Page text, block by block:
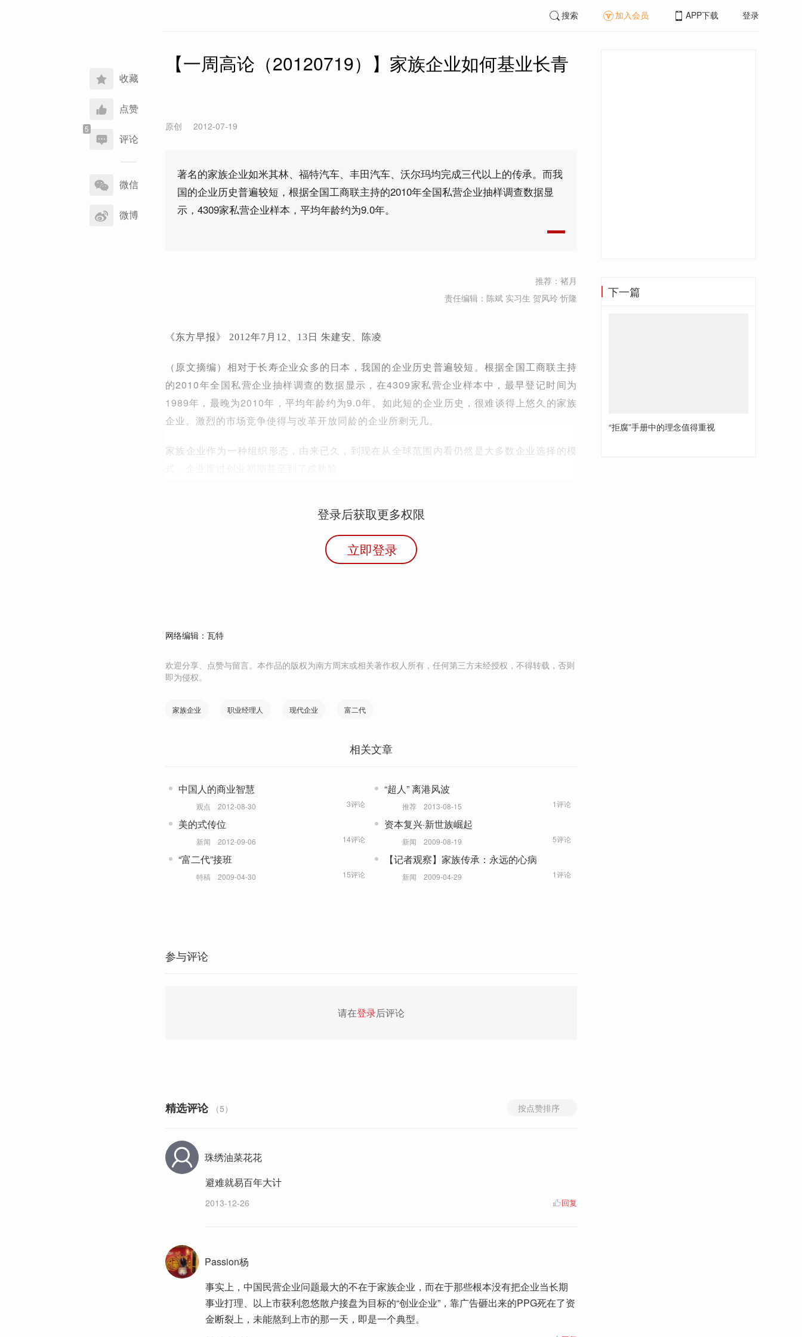
收藏
点赞
评论
享
到
微信
微博
搜索 加入会员 APP下载 登录
【一周高论（20120719）】家族企业如何基业长青
原创 2012-07-19
著名的家族企业如米其林、福特汽车、丰田汽车、沃尔玛均完成三代以上的传承。而我
国的企业历史普遍较短，根据全国工商联主持的2010年全国私营企业抽样调查数据显
示，4309家私营企业样本，平均年龄约为9.0年。
推荐：褚月
责任编辑：陈斌 实习生 贺风玲 忻隆
《东方早报》 2012年7月12、13日 朱建安、陈凌
（原文摘编）相对于长寿企业众多的日本，我国的企业历史普遍较短。根据全国工商联主持
的2010年全国私营企业抽样调查的数据显示，在4309家私营企业样本中，最早登记时间为
1989年，最晚为2010年，平均年龄约为9.0年。如此短的企业历史，很难谈得上悠久的家族
企业。激烈的市场竞争使得与改革开放同龄的企业所剩无几。
家族企业作为一种组织形态，由来已久，到现在从全球范围内看仍然是大多数企业选择的模
登录后获取更多权限
立即登录
网络编辑：瓦特
欢迎分享、点赞与留言。本作品的版权为南方周末或相关著作权人所有，任何第三方未经授权，不得转载，否则
即为侵权。
家族企业 职业经理人 现代企业 富二代
相关文章
中国人的商业智慧
观点 2012-08-30 3评论
“超人” 离港风波
推荐 2013-08-15 1评论
美的式传位
新闻 2012-09-06 14评论
资本复兴·新世族崛起
新闻 2009-08-19 5评论
“富二代”接班
特稿 2009-04-30 15评论
【记者观察】家族传承：永远的心病
新闻 2009-04-29 1评论
参与评论
请在登录后评论
精选评论 （5） 按点赞排序
珠绣油菜花花
避难就易百年大计
2013-12-26 回复
Passion杨
事实上，中国民营企业问题最大的不在于家族企业，而在于那些根本没有把企业当长期
事业打理、以上市获利忽悠散户接盘为目标的“创业企业”，靠广告砸出来的PPG死在了资
金断裂上，未能熬到上市的那一天，即是一个典型。
下一篇
“拒腐”手册中的理念值得重视